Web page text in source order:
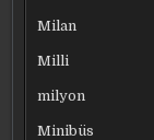
Milan
Milli
milyon
Minibüs